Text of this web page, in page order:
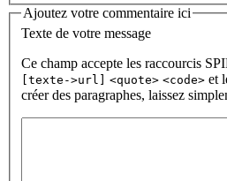
Ajoutez votre commentaire ici
Texte de votre message
Ce champ accepte les raccourcis
[texte->url]
<quote> <code> et
créer des paragraphes, laissez